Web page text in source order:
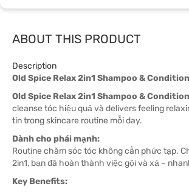
ABOUT THIS PRODUCT
Description
Old Spice Relax 2in1 Shampoo &
Old Spice Relax 2in1 Shampoo &
cleanse tóc hiệu quả và delivers feeling
tin trong skincare routine mỗi day.
Dành cho phái mạnh:
Routine chăm sóc tóc không cần phức tạp.
2in1, bạn đã hoàn thành việc gội và xả –
Key Benefits: